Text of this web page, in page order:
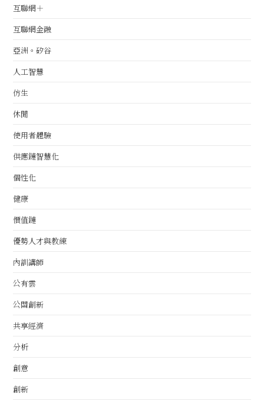
互聯網＋
互聯網金融
亞洲。矽谷
人工智慧
仿生
休閒
使用者體驗
供應鏈智慧化
個性化
健康
價值鏈
優勢人才與教練
內訓講師
公有雲
公關創新
共享經濟
分析
創意
創新